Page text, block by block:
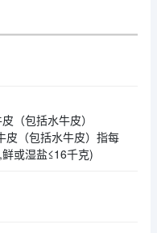
（包括水牛皮）
皮（包括水牛皮）指每
或湿盐≤16千克)